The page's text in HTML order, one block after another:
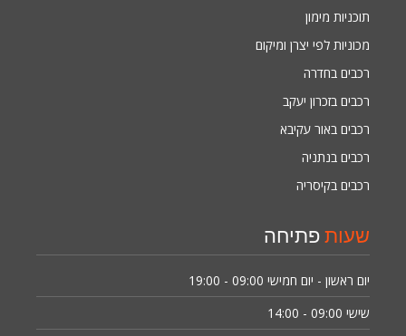
תוכניות מימון
מכוניות לפי יצרן ומיקום
רכבים בחדרה
רכבים בזכרון יעקב
רכבים באור עקיבא
רכבים בנתניה
רכבים בקיסריה
שעות פתיחה
09:00 - 19:00 יום ראשון - יום חמישי
09:00 - 14:00 שישי